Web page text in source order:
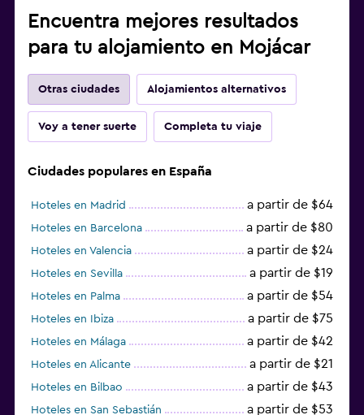
Encuentra mejores resultados
para tu alojamiento en Mojácar
Otras ciudades Alojamientos alternativos
Voy a tener suerte Completa tu viaje
Ciudades populares en España
Hoteles en Madrid a partir de $64
Hoteles en Barcelona a partir de $80
Hoteles en Valencia a partir de $24
Hoteles en Sevilla a partir de $19
Hoteles en Palma a partir de $54
Hoteles en Ibiza a partir de $75
Hoteles en Málaga a partir de $42
Hoteles en Alicante a partir de $21
Hoteles en Bilbao a partir de $43
Hoteles en San Sebastián a partir de $53